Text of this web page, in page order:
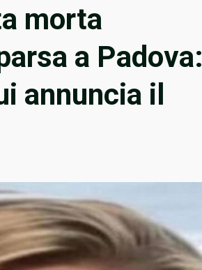
morta
a Padova:
annuncia il